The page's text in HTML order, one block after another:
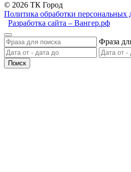
© 2026 ТК Город
Политика обработки персональных
Разработка сайта – Вангер.рф
Фраза
Поиск